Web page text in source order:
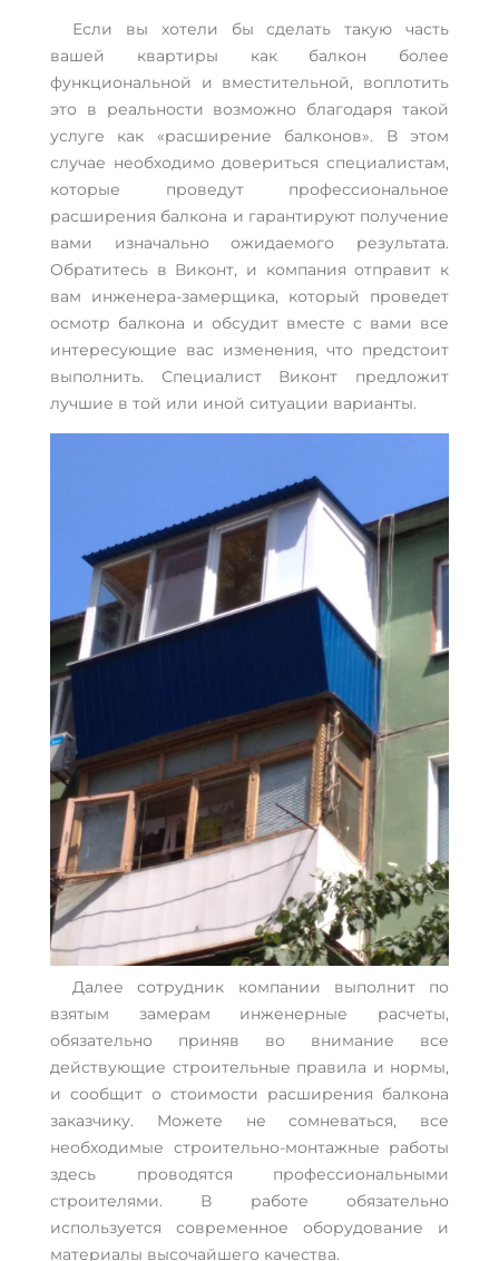
Если вы хотели бы сделать такую часть
вашей квартиры как балкон более
функциональной и вместительной, воплотить
это в реальности возможно благодаря такой
услуге как «расширение балконов». В этом
случае необходимо довериться специалистам,
которые проведут профессиональное
расширения балкона и гарантируют получение
вами изначально ожидаемого результата.
Обратитесь в Виконт, и компания отправит к
вам инженера-замерщика, который проведет
осмотр балкона и обсудит вместе с вами все
интересующие вас изменения, что предстоит
выполнить. Специалист Виконт предложит
лучшие в той или иной ситуации варианты.
Далее сотрудник компании выполнит по
взятым замерам инженерные расчеты,
обязательно приняв во внимание все
действующие строительные правила и нормы,
и сообщит о стоимости расширения балкона
заказчику. Можете не сомневаться, все
необходимые строительно-монтажные работы
здесь проводятся профессиональными
строителями. В работе обязательно
используется современное оборудование и
материалы высочайшего качества.